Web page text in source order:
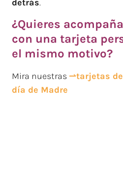
detrás.
¿Quieres
con una tarjeta
el mismo motivo?
Mira nuestras ⇀tarjetas
día de Madre